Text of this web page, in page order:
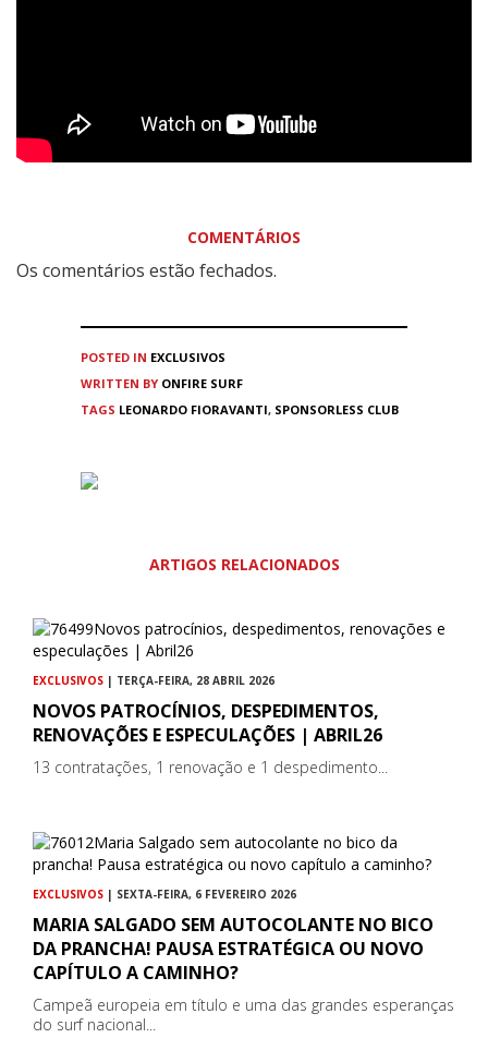
COMENTÁRIOS
Os comentários estão fechados.
POSTED IN EXCLUSIVOS
WRITTEN BY ONFIRE SURF
TAGS LEONARDO FIORAVANTI, SPONSORLESS CLUB
ARTIGOS RELACIONADOS
EXCLUSIVOS | TERÇA-FEIRA, 28 ABRIL 2026
NOVOS PATROCÍNIOS, DESPEDIMENTOS,
RENOVAÇÕES E ESPECULAÇÕES | ABRIL26
13 contratações, 1 renovação e 1 despedimento...
EXCLUSIVOS | SEXTA-FEIRA, 6 FEVEREIRO 2026
MARIA SALGADO SEM AUTOCOLANTE NO BICO
DA PRANCHA! PAUSA ESTRATÉGICA OU NOVO
CAPÍTULO A CAMINHO?
Campeã europeia em título e uma das grandes esperanças
do surf nacional...